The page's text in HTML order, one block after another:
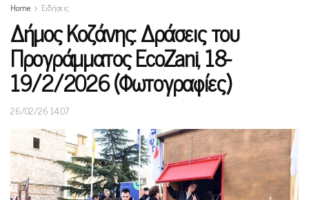
Home Ειδήσεις
Δήμος Κοζάνης: Δράσεις του
Προγράμματος EcoZani, 18-
19/2/2026 (Φωτογραφίες)
26/02/26 14:07